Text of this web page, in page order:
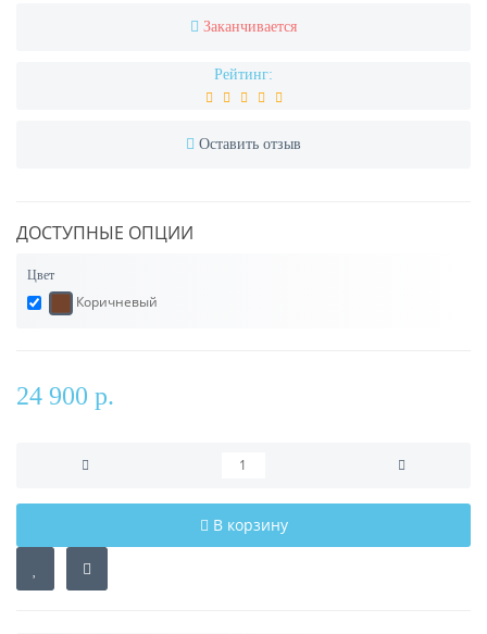
Заканчивается
Рейтинг:
Оставить отзыв
ДОСТУПНЫЕ ОПЦИИ
Цвет
Коричневый
24 900 р.
В корзину